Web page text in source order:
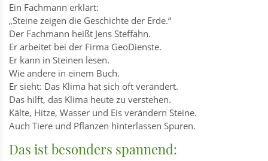
Ein Fachmann erklärt:
„Steine zeigen die Geschichte der Erde.“
Der Fachmann heißt Jens Steffahn.
Er arbeitet bei der Firma GeoDienste.
Er kann in Steinen lesen.
Wie andere in einem Buch.
Er sieht: Das Klima hat sich oft verändert.
Das hilft, das Klima heute zu verstehen.
Kälte, Hitze, Wasser und Eis verändern Steine.
Auch Tiere und Pflanzen hinterlassen Spuren.
Das ist besonders spannend: